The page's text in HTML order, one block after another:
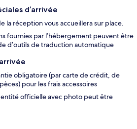
d’arrivée
la réception vous accueillera sur place.
fournies par l’hébergement peuvent être
d’outils de traduction automatique
obligatoire (par carte de crédit, de
pour les frais accessoires
officielle avec photo peut être